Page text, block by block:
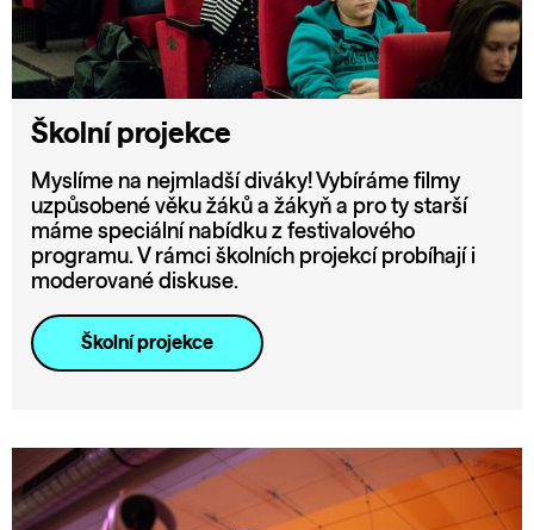
Školní projekce
Myslíme na nejmladší diváky! Vybíráme filmy
uzpůsobené věku žáků a žákyň a pro ty starší
máme speciální nabídku z festivalového
programu. V rámci školních projekcí probíhají i
moderované diskuse.
Školní projekce